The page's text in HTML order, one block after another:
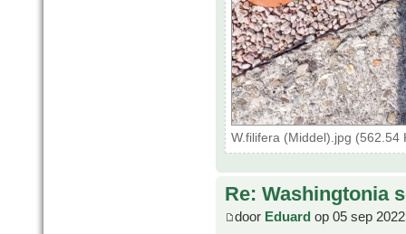
W.filifera (Middel).jpg (562.54
Re: Washingtonia
door Eduard op 05 sep